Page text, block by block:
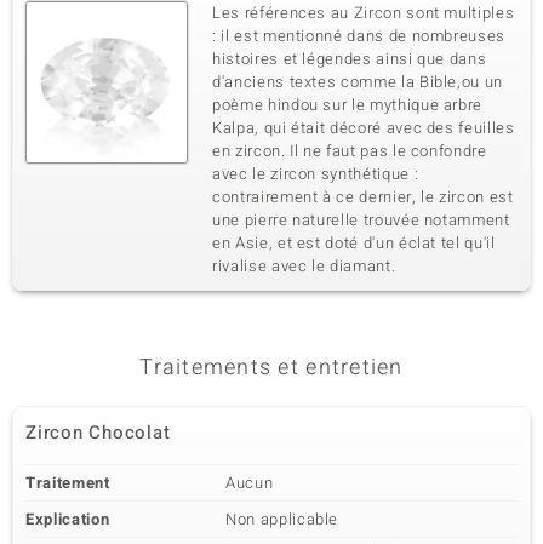
Les références au Zircon sont multiples
: il est mentionné dans de nombreuses
histoires et légendes ainsi que dans
d'anciens textes comme la Bible,ou un
poème hindou sur le mythique arbre
Kalpa, qui était décoré avec des feuilles
en zircon. Il ne faut pas le confondre
avec le zircon synthétique :
contrairement à ce dernier, le zircon est
une pierre naturelle trouvée notamment
en Asie, et est doté d'un éclat tel qu'il
rivalise avec le diamant.
Traitements et entretien
Zircon Chocolat
Traitement
Aucun
Explication
Non applicable